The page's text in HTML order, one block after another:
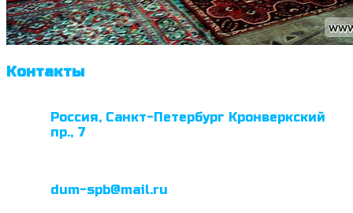
Контакты
Россия, Санкт-Петербург Кронверкский
пр., 7
dum-spb@mail.ru